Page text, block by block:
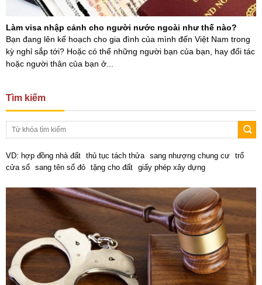
Làm visa nhập cảnh cho người nước ngoài như thế nào?
Bạn đang lên kế hoạch cho gia đình của mình đến Việt Nam trong
kỳ nghỉ sắp tới? Hoặc có thể những người bạn của bạn, hay đối tác
hoặc người thân của bạn ở...
Tìm kiếm
VD: hợp đồng nhà đất thủ tục tách thửa sang nhượng chung cư
trổ
cửa sổ
sang tên sổ đỏ tặng cho đất giấy phép xây dựng